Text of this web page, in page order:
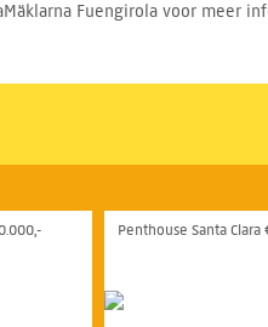
Fuengirola voor meer
Penthouse Santa Clara